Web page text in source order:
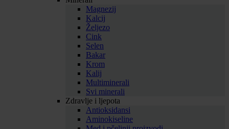
Magnezij
Kalcij
Željezo
Cink
Selen
Bakar
Krom
Kalij
Multiminerali
Svi minerali
Zdravlje i ljepota
Antioksidansi
Aminokiseline